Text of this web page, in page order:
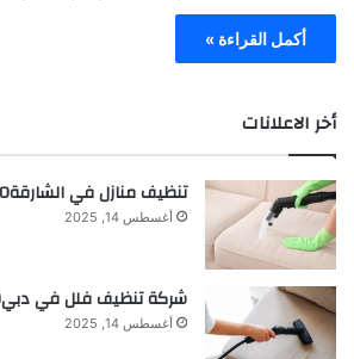
أكمل القراءة »
أخر الاعلانات
تنظيف منازل في الشارقة0555980700
أغسطس 14, 2025
شركة تنظيف فلل في دبي0555980700
أغسطس 14, 2025